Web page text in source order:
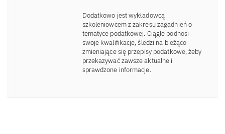
Dodatkowo jest wykładowcą i
szkoleniowcem z zakresu zagadnień o
tematyce podatkowej. Ciągle podnosi
swoje kwalifikacje, śledzi na bieżąco
zmieniające się przepisy podatkowe, żeby
przekazywać zawsze aktualne i
sprawdzone informacje.